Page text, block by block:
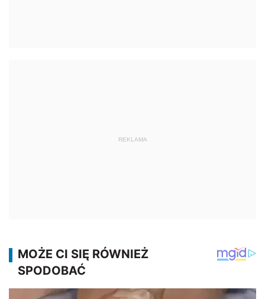
REKLAMA